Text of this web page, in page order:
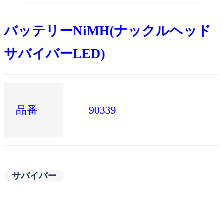
バッテリーNiMH(ナックルヘッド
サバイバーLED)
品番 90339
サバイバー